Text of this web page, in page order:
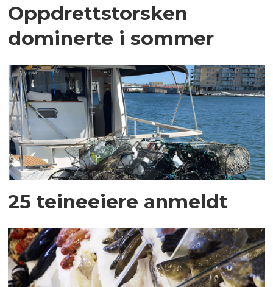
Oppdrettstorsken
dominerte i sommer
25 teineeiere anmeldt